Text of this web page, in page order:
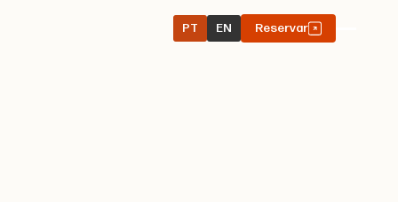
PT EN Reservar